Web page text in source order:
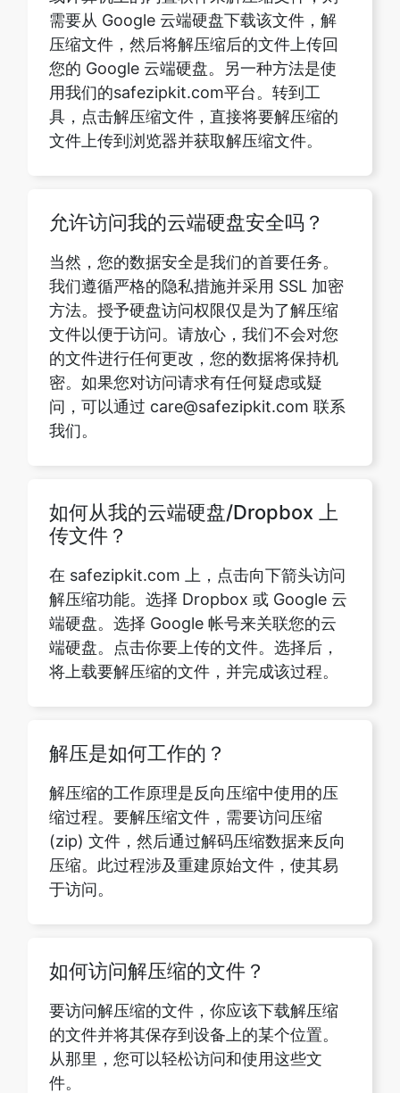
用我们的safezipkit.com平台。转到工
具，点击解压缩文件，直接将要解压缩的
文件上传到浏览器并获取解压缩文件。
允许访问我的云端硬盘安全吗？
方法。授予硬盘访问权限仅是为了解压缩
文件以便于访问。请放心，我们不会对您
的文件进行任何更改，您的数据将保持机
密。如果您对访问请求有任何疑虑或疑
问，可以通过 care@safezipkit.com 联系
我们。
如何从我的云端硬盘/Dropbox 上
解压缩功能。选择 Dropbox 或 Google 云
端硬盘。选择 Google 帐号来关联您的云
端硬盘。点击你要上传的文件。选择后，
将上载要解压缩的文件，并完成该过程。
解压是如何工作的？
(zip) 文件，然后通过解码压缩数据来反向
压缩。此过程涉及重建原始文件，使其易
于访问。
如何访问解压缩的文件？
从那里，您可以轻松访问和使用这些文
件。
我的数据和文件会存储在服务器上